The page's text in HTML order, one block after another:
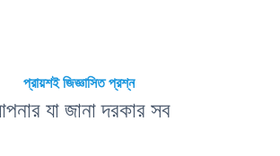
প্রায়শই জিজ্ঞাসিত প্রশ্ন
যা জানা দরকার সব